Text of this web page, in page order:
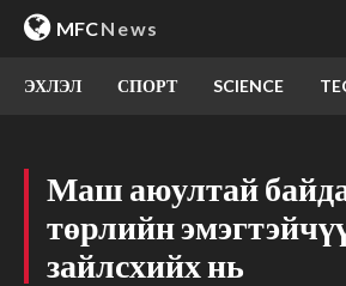
MFCNews
ЭХЛЭЛ СПОРТ SCIENCE
Маш аюултай
төрлийн
зайлсхийх нь